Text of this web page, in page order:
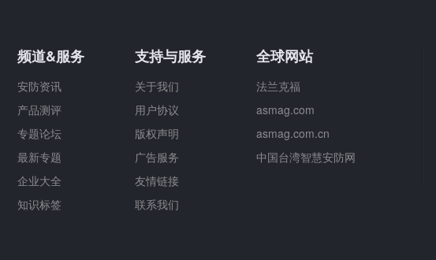
频道&服务
安防资讯
产品测评
专题论坛
最新专题
企业大全
知识标签
支持与服务
关于我们
用户协议
版权声明
广告服务
友情链接
联系我们
全球网站
法兰克福
asmag.com
asmag.com.cn
中国台湾智慧安防网